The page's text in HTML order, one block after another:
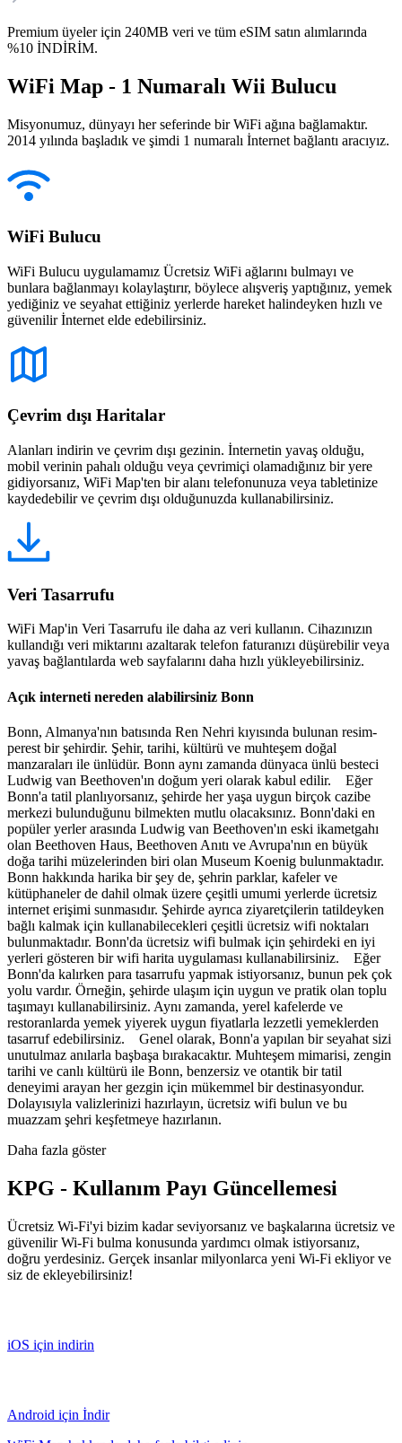
Premium üyeler için 240MB veri ve tüm eSIM satın alımlarında
%10 İNDİRİM.
WiFi Map - 1 Numaralı Wii Bulucu
Misyonumuz, dünyayı her seferinde bir WiFi ağına bağlamaktır.
2014 yılında başladık ve şimdi 1 numaralı İnternet bağlantı aracıyız.
WiFi Bulucu
WiFi Bulucu uygulamamız Ücretsiz WiFi ağlarını bulmayı ve
bunlara bağlanmayı kolaylaştırır, böylece alışveriş yaptığınız, yemek
yediğiniz ve seyahat ettiğiniz yerlerde hareket halindeyken hızlı ve
güvenilir İnternet elde edebilirsiniz.
Çevrim dışı Haritalar
Alanları indirin ve çevrim dışı gezinin. İnternetin yavaş olduğu,
mobil verinin pahalı olduğu veya çevrimiçi olamadığınız bir yere
gidiyorsanız, WiFi Map'ten bir alanı telefonunuza veya tabletinize
kaydedebilir ve çevrim dışı olduğunuzda kullanabilirsiniz.
Veri Tasarrufu
WiFi Map'in Veri Tasarrufu ile daha az veri kullanın. Cihazınızın
kullandığı veri miktarını azaltarak telefon faturanızı düşürebilir veya
yavaş bağlantılarda web sayfalarını daha hızlı yükleyebilirsiniz.
Açık interneti nereden alabilirsiniz Bonn
Bonn, Almanya'nın batısında Ren Nehri kıyısında bulunan resim-
perest bir şehirdir. Şehir, tarihi, kültürü ve muhteşem doğal
manzaraları ile ünlüdür. Bonn aynı zamanda dünyaca ünlü besteci
Ludwig van Beethoven'ın doğum yeri olarak kabul edilir. Eğer
Bonn'a tatil planlıyorsanız, şehirde her yaşa uygun birçok cazibe
merkezi bulunduğunu bilmekten mutlu olacaksınız. Bonn'daki en
popüler yerler arasında Ludwig van Beethoven'ın eski ikametgahı
olan Beethoven Haus, Beethoven Anıtı ve Avrupa'nın en büyük
doğa tarihi müzelerinden biri olan Museum Koenig bulunmaktadır.
Bonn hakkında harika bir şey de, şehrin parklar, kafeler ve
kütüphaneler de dahil olmak üzere çeşitli umumi yerlerde ücretsiz
internet erişimi sunmasıdır. Şehirde ayrıca ziyaretçilerin tatildeyken
bağlı kalmak için kullanabilecekleri çeşitli ücretsiz wifi noktaları
bulunmaktadır. Bonn'da ücretsiz wifi bulmak için şehirdeki en iyi
yerleri gösteren bir wifi harita uygulaması kullanabilirsiniz. Eğer
Bonn'da kalırken para tasarrufu yapmak istiyorsanız, bunun pek çok
yolu vardır. Örneğin, şehirde ulaşım için uygun ve pratik olan toplu
taşımayı kullanabilirsiniz. Aynı zamanda, yerel kafelerde ve
restoranlarda yemek yiyerek uygun fiyatlarla lezzetli yemeklerden
tasarruf edebilirsiniz. Genel olarak, Bonn'a yapılan bir seyahat sizi
unutulmaz anılarla başbaşa bırakacaktır. Muhteşem mimarisi, zengin
tarihi ve canlı kültürü ile Bonn, benzersiz ve otantik bir tatil
deneyimi arayan her gezgin için mükemmel bir destinasyondur.
Dolayısıyla valizlerinizi hazırlayın, ücretsiz wifi bulun ve bu
muazzam şehri keşfetmeye hazırlanın.
Daha fazla göster
KPG - Kullanım Payı Güncellemesi
Ücretsiz Wi-Fi'yi bizim kadar seviyorsanız ve başkalarına ücretsiz ve
güvenilir Wi-Fi bulma konusunda yardımcı olmak istiyorsanız,
doğru yerdesiniz. Gerçek insanlar milyonlarca yeni Wi-Fi ekliyor ve
siz de ekleyebilirsiniz!
iOS için indirin
Android için İndir